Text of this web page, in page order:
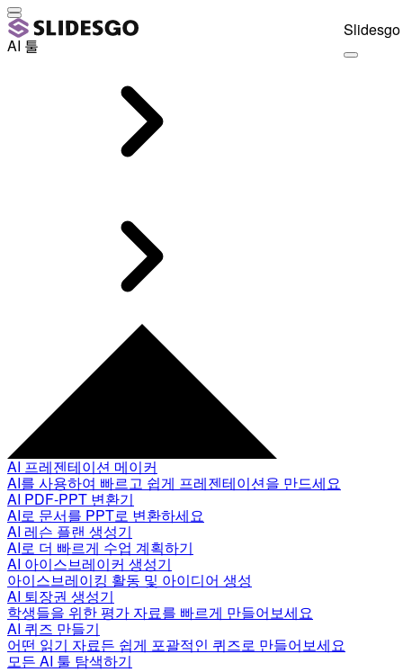
AI 툴
AI 프레젠테이션 메이커
AI를 사용하여 빠르고 쉽게 프레젠테이션을 만드세요
AI PDF-PPT 변환기
AI로 문서를 PPT로 변환하세요
AI 레슨 플랜 생성기
AI로 더 빠르게 수업 계획하기
AI 아이스브레이커 생성기
아이스브레이킹 활동 및 아이디어 생성
AI 퇴장권 생성기
학생들을 위한 평가 자료를 빠르게 만들어보세요
AI 퀴즈 만들기
어떤 읽기 자료든 쉽게 포괄적인 퀴즈로 만들어보세요
모든 AI 툴 탐색하기